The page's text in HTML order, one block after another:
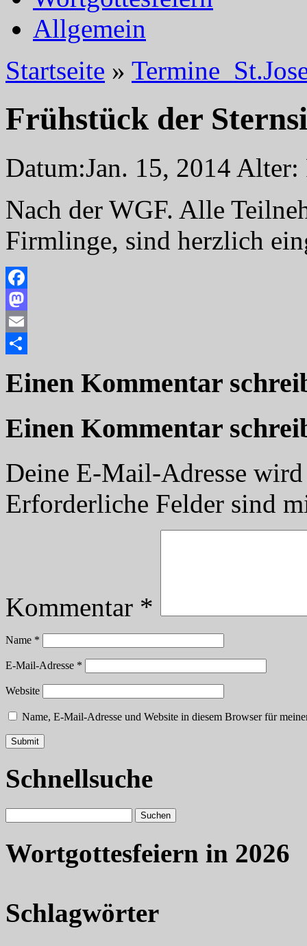
Allgemein
Startseite »
Frühstück der
Datum:Jan. 15, 2014 Alter:
Nach der WGF. Alle
Firmlinge, sind herzlich
Facebook
Mastodon
Email
Einen Kommentar
Einen Kommentar
Deine E-Mail-Adresse
Erforderliche Felder sind
Kommentar *
Name *
E-Mail-Adresse *
Website
Name, E-Mail-Adresse und Website in diesem Browser für
Schnellsuche
Wortgottesfeiern in 2026
Schlagwörter